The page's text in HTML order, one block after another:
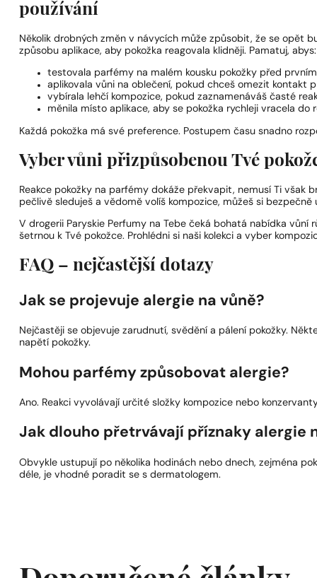
používání
Několik drobných změn v návycích může způsobit, že se opět
způsobu aplikace, aby pokožka reagovala klidněji. Pamatuj, abys:
testovala parfémy na malém kousku pokožky před
aplikovala vůni na oblečení, pokud chceš omezit kontakt
vybírala lehčí kompozice, pokud zaznamenáváš časté
měnila místo aplikace, aby se pokožka rychleji vracela do
Každá pokožka má své preference. Postupem času snadno
Vyber vůni přizpůsobenou Tvé
Reakce pokožky na parfémy dokáže překvapit, nemusí Ti však
pečlivě sleduješ a vědomě volíš kompozice, můžeš si
V drogerii Paryskie Perfumy na Tebe čeká bohatá nabídka
šetrnou k Tvé pokožce. Prohlédni si naši kolekci a vyber
FAQ – nejčastější dotazy
Jak se projevuje alergie na vůně?
Nejčastěji se objevuje zarudnutí, svědění a pálení pokožky.
napětí pokožky.
Mohou parfémy způsobovat alergie?
Ano. Reakci vyvolávají určité složky kompozice nebo
Jak dlouho přetrvávají příznaky alergie
Obvykle ustupují po několika hodinách nebo dnech, zejména
déle, je vhodné poradit se s dermatologem.